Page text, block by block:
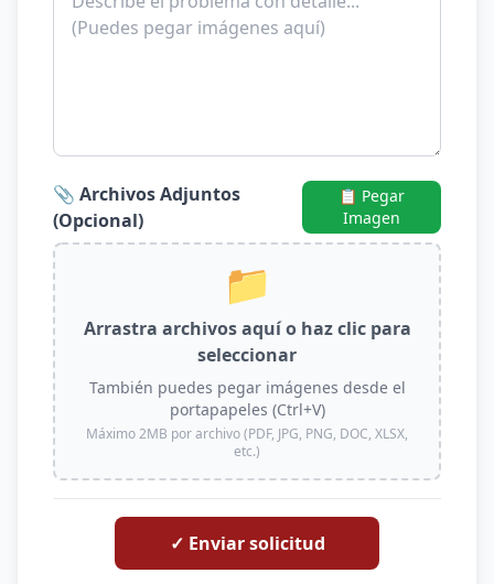
📎 Archivos Adjuntos
(Opcional)
📋 Pegar
Imagen
📁
Arrastra archivos aquí o haz clic para
seleccionar
También puedes pegar imágenes desde el
portapapeles (Ctrl+V)
Máximo 2MB por archivo (PDF, JPG, PNG, DOC, XLSX,
etc.)
✓ Enviar solicitud